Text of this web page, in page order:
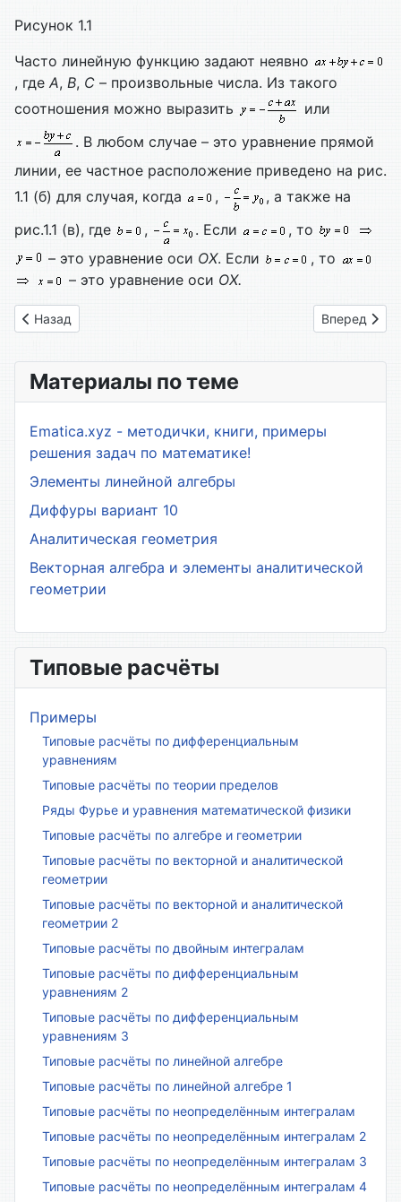
Рисунок 1.1
Часто линейную функцию задают неявно
, где А, B, C – произвольные числа. Из такого
соотношения можно выразить
или
. В любом случае – это уравнение прямой
линии, ее частное расположение приведено на рис.
1.1 (б) для случая, когда
,
, а также на
рис.1.1 (в), где
, . Если
, то
– это уравнение оси ОХ. Если
, то
– это уравнение оси ОХ.
Предыдущий: 19. Дифференцирование функции двух
Назад Следующий:
Вперед
Материалы по теме
Ematica.xyz - методички, книги, примеры
решения задач по математике!
Элементы линейной алгебры
Диффуры вариант 10
Аналитическая геометрия
Векторная алгебра и элементы аналитической
геометрии
Типовые расчёты
Примеры
Типовые расчёты по дифференциальным
уравнениям
Типовые расчёты по теории пределов
Ряды Фурье и уравнения математической физики
Типовые расчёты по алгебре и геометрии
Типовые расчёты по векторной и аналитической
геометрии
Типовые расчёты по векторной и аналитической
геометрии 2
Типовые расчёты по двойным интегралам
Типовые расчёты по дифференциальным
уравнениям 2
Типовые расчёты по дифференциальным
уравнениям 3
Типовые расчёты по линейной алгебре
Типовые расчёты по линейной алгебре 1
Типовые расчёты по неопределённым интегралам
Типовые расчёты по неопределённым интегралам 2
Типовые расчёты по неопределённым интегралам 3
Типовые расчёты по неопределённым интегралам 4